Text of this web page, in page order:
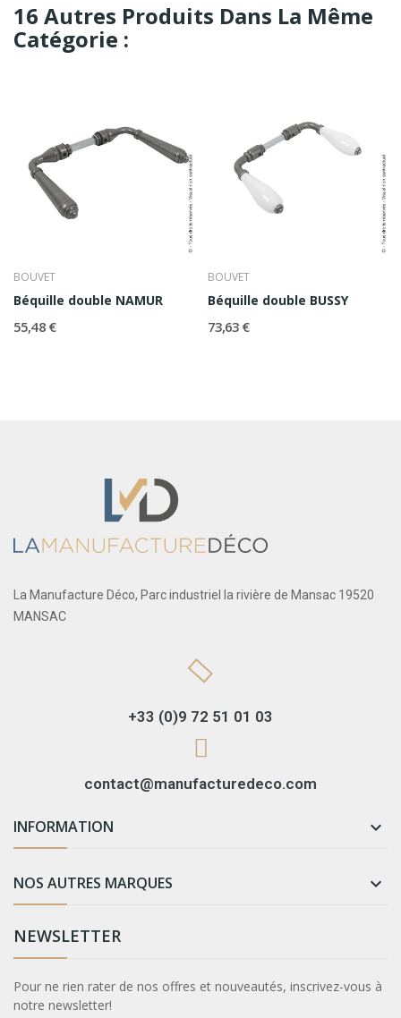
16 Autres Produits Dans La Même
Catégorie :
BOUVET
Béquille double NAMUR
55,48 €
BOUVET
Béquille double BUSSY
73,63 €
La Manufacture Déco, Parc industriel la rivière de Mansac 19520
MANSAC
+33 (0)9 72 51 01 03
contact@manufacturedeco.com
INFORMATION 
NOS AUTRES MARQUES 
NEWSLETTER
Pour ne rien rater de nos offres et nouveautés, inscrivez-vous à
notre newsletter!